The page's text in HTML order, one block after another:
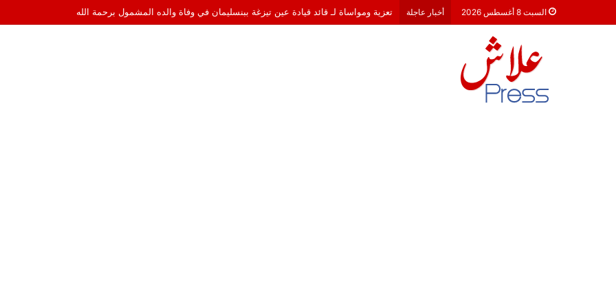
السبت 8 أغسطس 2026 أخبار عاجلة تعزية ومواساة لـ قائد قيادة عين تيزغة ببنسليمان في وفاة والده المشمول برحمة الله